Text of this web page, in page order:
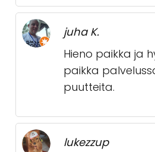
juha K.
Hieno paikka ja
paikka
puutteita.
lukezzup